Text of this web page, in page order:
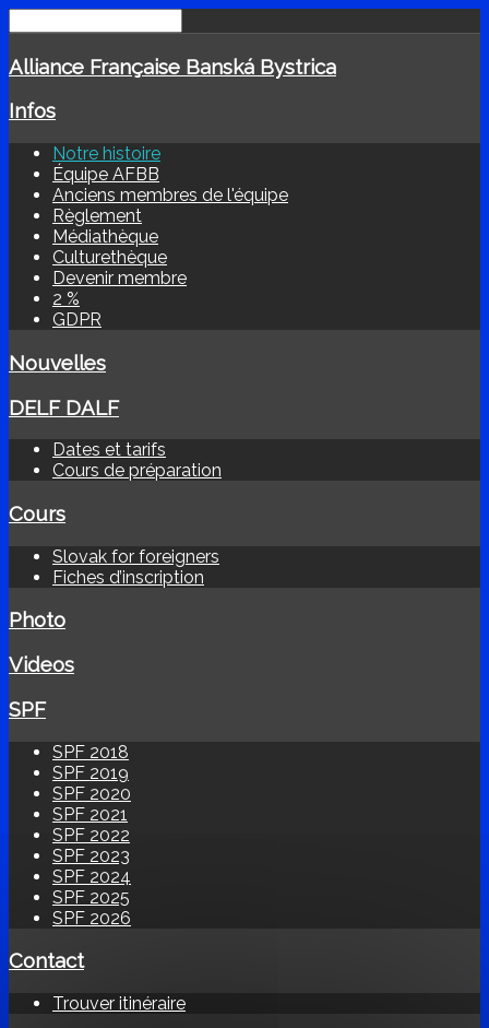
Alliance Française Banská Bystrica
Infos
Notre histoire
Équipe AFBB
Anciens membres de l'équipe
Règlement
Médiathèque
Culturethèque
Devenir membre
2 %
GDPR
Nouvelles
DELF DALF
Dates et tarifs
Cours de préparation
Cours
Slovak for foreigners
Fiches d’inscription
Photo
Videos
SPF
SPF 2018
SPF 2019
SPF 2020
SPF 2021
SPF 2022
SPF 2023
SPF 2024
SPF 2025
SPF 2026
Contact
Trouver itinéraire